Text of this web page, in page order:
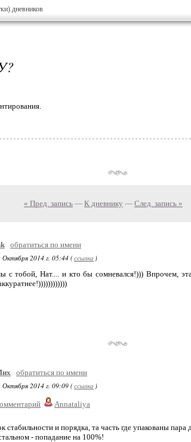
дневников
« Пред. запись — К дневнику — След. запись »
обратиться по имени
Октября 2014 г. 05:44 (ссылка )
с тобой, Нат.... и кто бы сомневался!))) Впрочем,
обратиться по имени
Октября 2014 г. 09:09 (ссылка )
Annataliya
стабильности и порядка, та часть где упакованы
- попадание на 100%!